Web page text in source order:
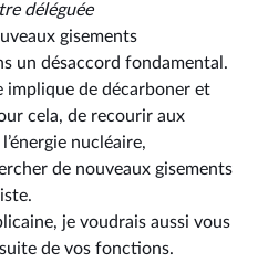
déléguée
gisements
un désaccord fondamental.
implique de décarboner et
cela, de recourir aux
nucléaire,
de nouveaux gisements
je voudrais aussi vous
de vos fonctions.